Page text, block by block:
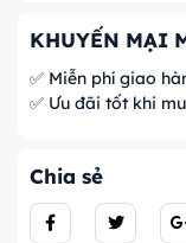
KHUYẾN MẠI
✅ Miễn phí giao
✅ Ưu đãi tốt khi
Chia sẻ